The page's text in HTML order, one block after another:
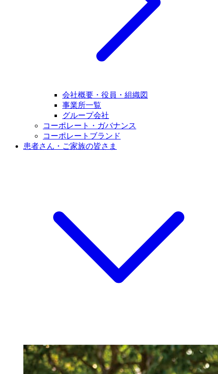
会社概要・役員・組織図
事業所一覧
グループ会社
コーポレート・ガバナンス
コーポレートブランド
患者さん・ご家族の皆さま